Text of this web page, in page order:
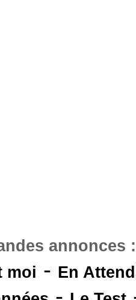
annonces
moi - En